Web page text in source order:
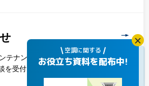
テナンスサービスは、
を受付しております。
空調に関する
お役立ち資料を配布中!